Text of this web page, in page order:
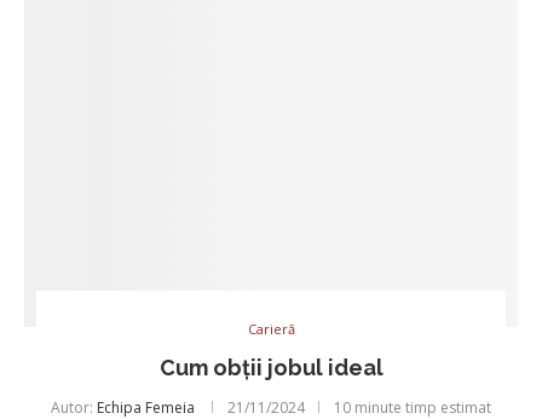
Carieră
Cum obții jobul ideal
Autor: Echipa Femeia 21/11/2024 10 minute timp estimat